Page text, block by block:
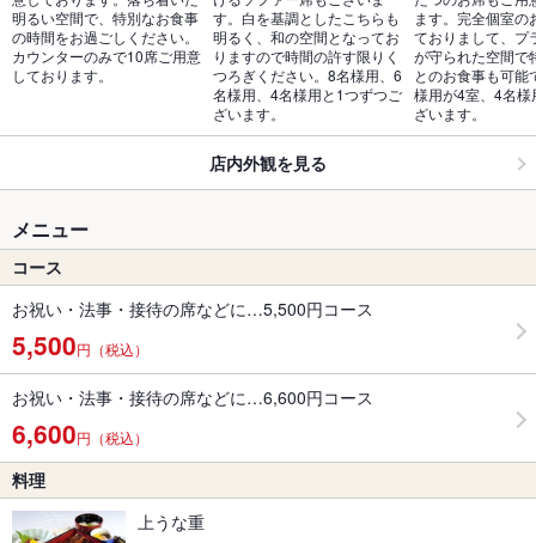
明るい空間で、特別なお食事
の時間をお過ごしください。
カウンターのみで10席ご用意
しております。
す。白を基調としたこちらも
明るく、和の空間となってお
りますので時間の許す限りく
つろぎください。8名様用、6
名様用、4名様用と1つずつご
ざいます。
ます。完全個室の
ておりまして、プ
が守られた空間で
とのお食事も可能
様用が4室、4名様
ざいます。
店内外観を見る
メニュー
コース
お祝い・法事・接待の席などに…5,500円コース
5,500円（税込）
お祝い・法事・接待の席などに…6,600円コース
6,600円（税込）
料理
上うな重